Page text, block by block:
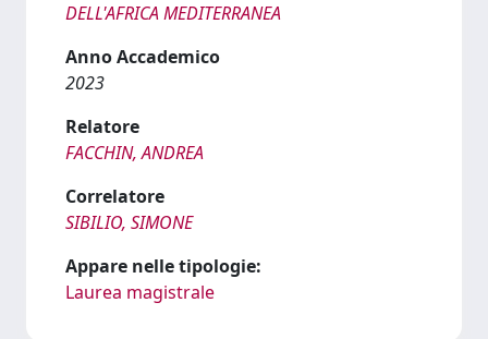
DELL'AFRICA MEDITERRANEA
Anno Accademico
2023
Relatore
FACCHIN, ANDREA
Correlatore
SIBILIO, SIMONE
Appare nelle tipologie:
Laurea magistrale